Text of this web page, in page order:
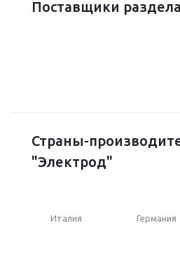
Поставщики
Страны-
"Электрод"
Италия Германия